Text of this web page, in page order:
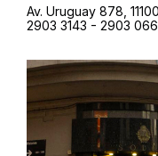
Av. Uruguay 878,
2903 3143 - 2903